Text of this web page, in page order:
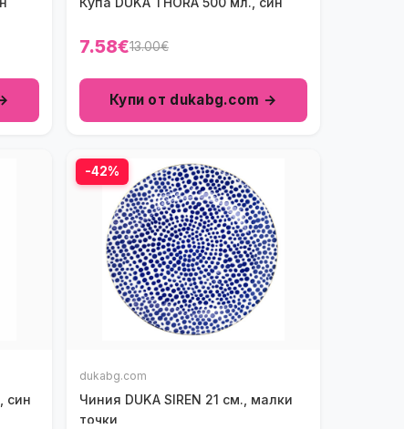
7.58€13.00€
Купи от dukabg.com →
син
-42%
dukabg.com
Чиния DUKA SIREN 21 см., малки
точки